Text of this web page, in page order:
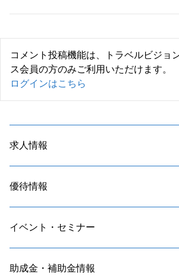
コメント投稿機能は、トラベルビジョ
ス会員の方のみご利用いただけます。
ログインはこちら
求人情報
優待情報
イベント・セミナー
助成金・補助金情報